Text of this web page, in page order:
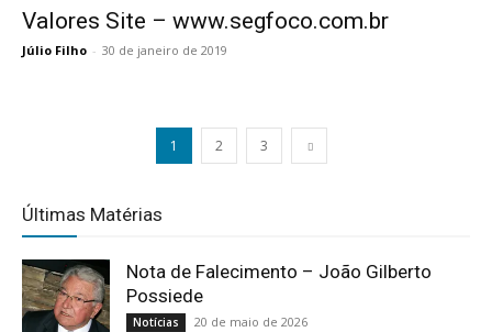
Valores Site – www.segfoco.com.br
Júlio Filho - 30 de janeiro de 2019
1 2 3
Últimas Matérias
Nota de Falecimento – João Gilberto
Possiede
Notícias 20 de maio de 2026